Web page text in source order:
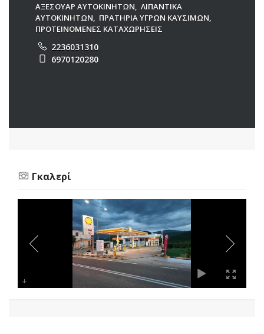
ΑΞΕΣΟΥΑΡ ΑΥΤΟΚΙΝΗΤΩΝ
ΛΙΠΑΝΤΙΚΑ
ΑΥΤΟΚΙΝΗΤΩΝ
ΠΡΑΤΗΡΙΑ ΥΓΡΩΝ ΚΑΥΣΙΜΩΝ
ΠΡΟΤΕΙΝΟΜΕΝΕΣ ΚΑΤΑΧΩΡΗΣΕΙΣ
2236031310
6970120280
Γκαλερί